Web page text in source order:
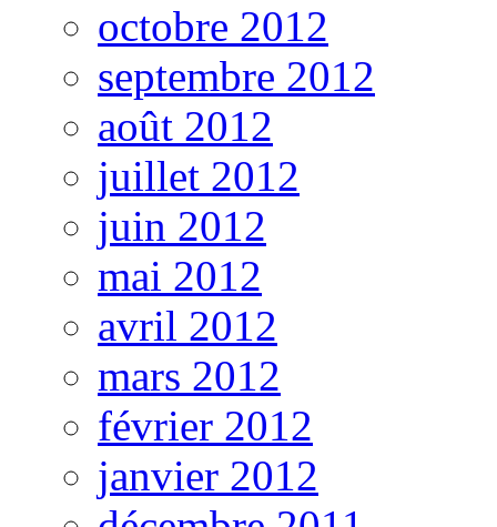
octobre 2012
septembre 2012
août 2012
juillet 2012
juin 2012
mai 2012
avril 2012
mars 2012
février 2012
janvier 2012